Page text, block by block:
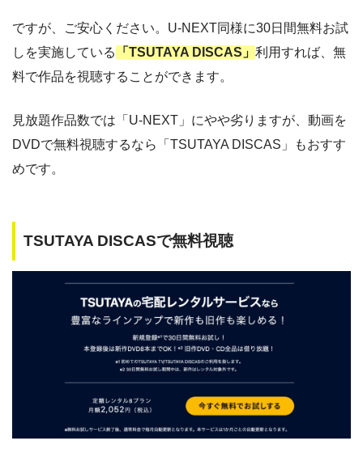
ですが、ご安心ください。U-NEXT同様に30日間無料お試
しを実施している
「TSUTAYA DISCAS」 利用すれば、無
料で作品を視聴することができます。
見放題作品数では「U-NEXT」にやや劣りますが、動画を
DVDで無料視聴するなら「TSUTAYA DISCAS」もおすす
めです。
TSUTAYA DISCASで無料視聴